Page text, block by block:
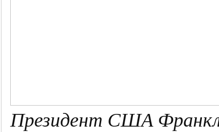
Президент США